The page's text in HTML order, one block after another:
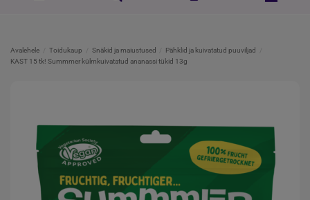
Avalehele Toidukaup Snäkid ja maiustused
Pähklid ja kuivatatud puuviljad
KAST 15 tk! Summmer külmkuivatatud ananassi tükid 13g